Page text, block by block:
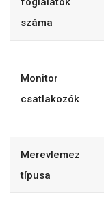
száma
Monitor
csatlakozók
Merevlemez
típusa